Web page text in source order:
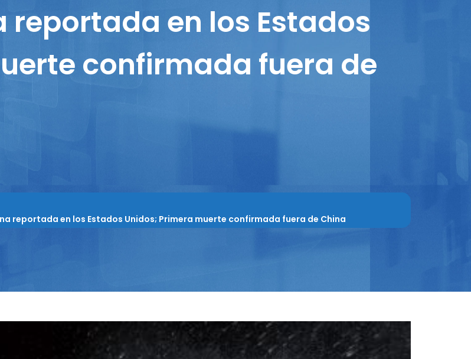
reportada en los Estados
confirmada fuera de
reportada en los Estados Unidos; Primera muerte confirmada fuera de China